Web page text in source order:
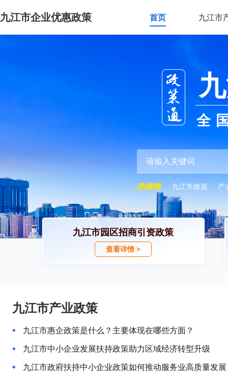
九江市企业优惠政策 首页 九江市
全
九江市政策 产
九江市园区招商引资政策
查看详情 >
九江市产业政策
九江市惠企政策是什么？主要体现在哪些方面？
九江市中小企业发展扶持政策助力区域经济转型升级
九江市政府扶持中小企业政策如何推动服务业高质量发